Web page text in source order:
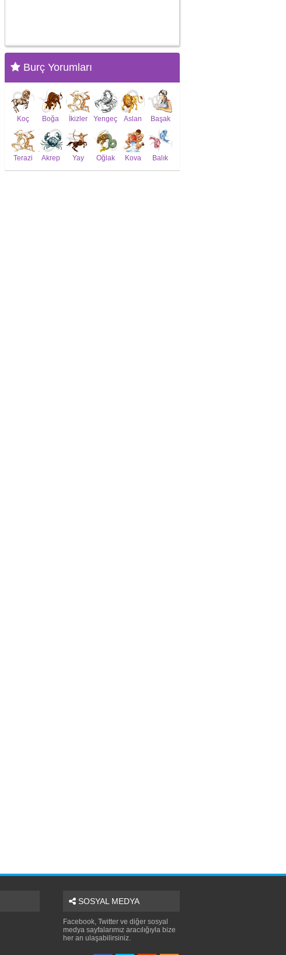
Burç Yorumları
Koç Boğa İkizler Yengeç Aslan Başak
Terazi Akrep Yay Oğlak Kova Balık
SOSYAL MEDYA
Facebook, Twitter ve diğer sosyal
medya sayfalarımız aracılığıyla bize
her an ulaşabilirsiniz.